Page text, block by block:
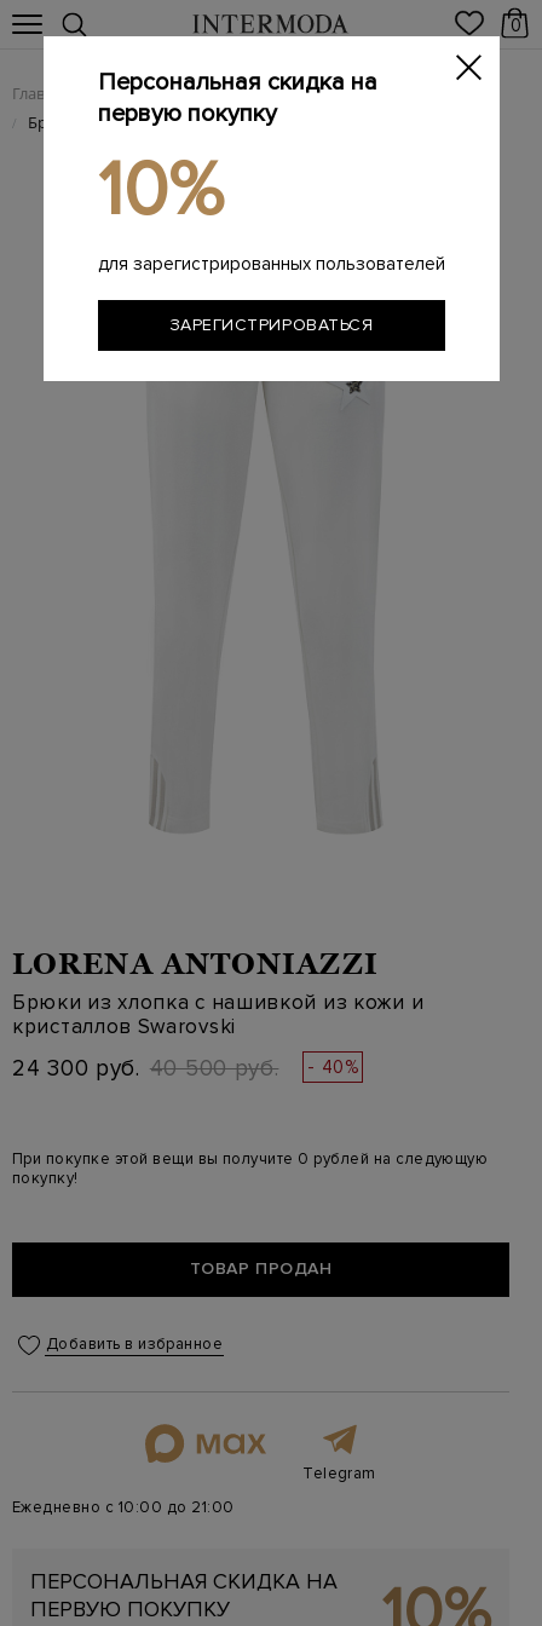
0
Главная Женщинам / Женская одежда / Женские брюки
/ Брюки из хлопка с нашивкой из кожи и кристаллов Swarovski
LORENA ANTONIAZZI
Брюки из хлопка с нашивкой из кожи и
кристаллов Swarovski
24 300 руб. 40 500 руб. - 40%
При покупке этой вещи вы получите 0 рублей на следующую
покупку!
ТОВАР ПРОДАН
Добавить в избранное
Telegram
Ежедневно с 10:00 до 21:00
ПЕРСОНАЛЬНАЯ СКИДКА НА
ПЕРВУЮ ПОКУПКУ
Персональная скидка на
первую покупку
10%
для зарегистрированных пользователей
ЗАРЕГИСТРИРОВАТЬСЯ